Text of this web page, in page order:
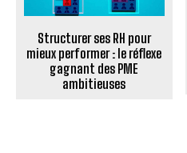
Structurer ses RH pour
mieux performer : le réflexe
gagnant des PME
ambitieuses